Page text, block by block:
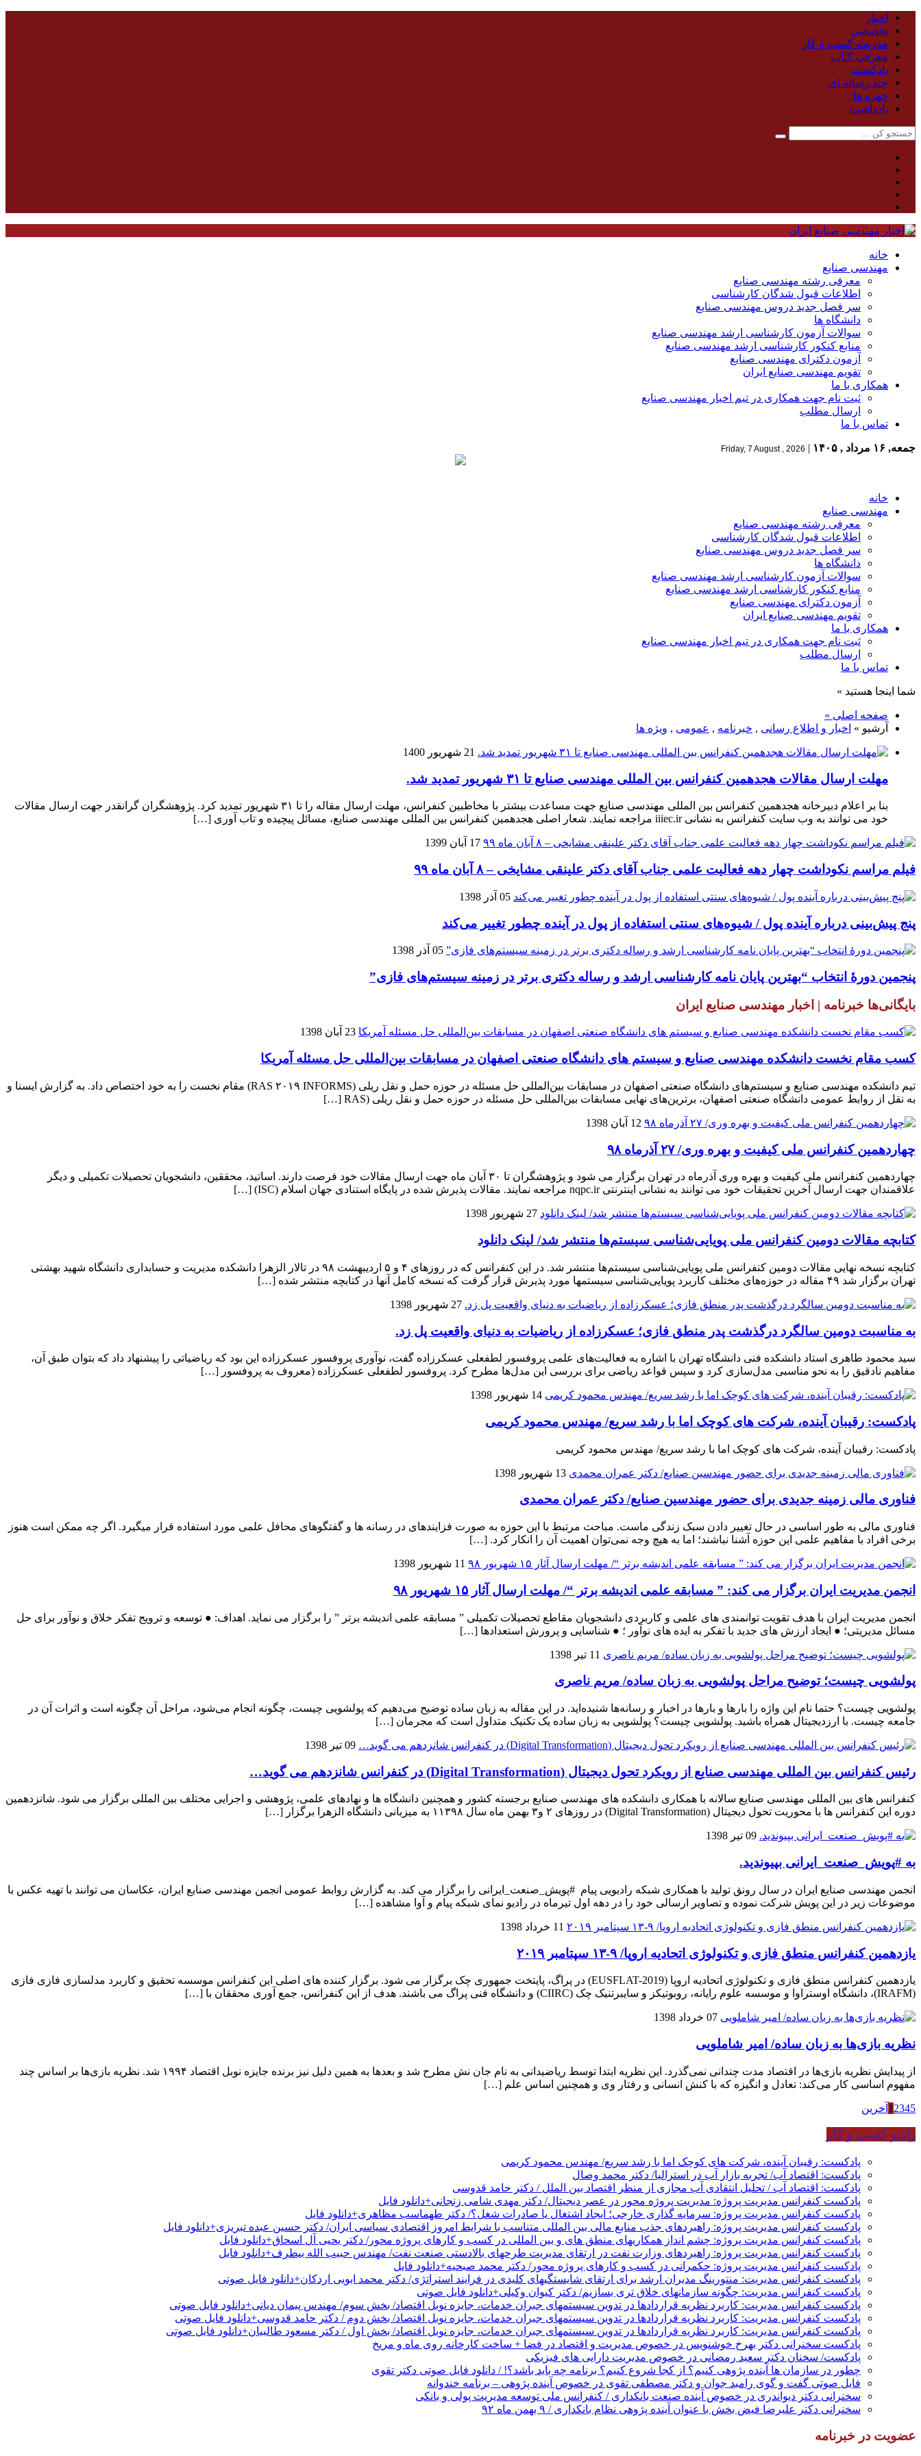
اخبار
تخصصی
مدرسه کسب و کار
معرفی کتاب
پادکست
چند رسانه ای
چهره ها
یادداشت
خانه
مهندسی صنایع
معرفی رشته مهندسی صنایع
اطلاعات قبول شدگان کارشناسی
سر فصل جدید دروس مهندسی صنایع
دانشگاه ها
سوالات آزمون کارشناسی ارشد مهندسی صنایع
منابع کنکور کارشناسی ارشد مهندسی صنایع
آزمون دکترای مهندسی صنایع
تقویم مهندسی صنایع ایران
همکاری با ما
ثبت نام جهت همکاری در تیم اخبار مهندسی صنایع
ارسال مطلب
تماس با ما
جمعه, ۱۶ مرداد , ۱۴۰۵ |
Friday, 7 August , 2026
خانه
مهندسی صنایع
معرفی رشته مهندسی صنایع
اطلاعات قبول شدگان کارشناسی
سر فصل جدید دروس مهندسی صنایع
دانشگاه ها
سوالات آزمون کارشناسی ارشد مهندسی صنایع
منابع کنکور کارشناسی ارشد مهندسی صنایع
آزمون دکترای مهندسی صنایع
تقویم مهندسی صنایع ایران
همکاری با ما
ثبت نام جهت همکاری در تیم اخبار مهندسی صنایع
ارسال مطلب
تماس با ما
شما اینجا هستید »
صفحه اصلی »
آرشیو » اخبار و اطلاع رسانی , خبرنامه , عمومی , ویژه ها
21 شهریور 1400
مهلت ارسال مقالات هجدهمین کنفرانس بین المللی مهندسی صنایع تا ۳۱ شهریور تمدید شد.
بنا بر اعلام دبیرخانه هجدهمین کنفرانس بین المللی مهندسی صنایع جهت مساعدت بیشتر با مخاطبین کنفرانس، مهلت ارسال مقاله را تا ۳۱ شهریور تمدید کرد. پژوهشگران گرانقدر جهت ارسال مقالات
خود می توانند به وب سایت کنفرانس به نشانی iiiec.ir مراجعه نمایند. شعار اصلی هجدهمین کنفرانس بین المللی مهندسی صنایع، مسائل پیچیده و تاب آوری […]
17 آبان 1399
فیلم مراسم نکوداشت چهار دهه فعالیت علمی جناب آقای دکتر علینقی مشایخی – ۸ آبان ماه ۹۹
05 آذر 1398
پنج پیش‌بینی درباره آینده پول / شیوه‌های سنتی استفاده از پول در آینده چطور تغییر می‌کند
05 آذر 1398
پنجمین دورۀ انتخاب “بهترین پایان ­نامه کارشناسی­ ارشد و رساله دکتری برتر در زمینه سیستم‌های فازی”
بایگانی‌ها خبرنامه | اخبار مهندسی صنایع ایران
23 آبان 1398
کسب مقام نخست دانشکده مهندسی صنایع و سیستم های دانشگاه صنعتی اصفهان در مسابقات بین‌المللی حل مسئله آمریکا
تیم دانشکده مهندسی صنایع و سیستم‌های دانشگاه صنعتی اصفهان در مسابقات بین‌المللی حل مسئله در حوزه حمل و نقل ریلی (RAS ۲۰۱۹ INFORMS) مقام نخست را به خود اختصاص داد. به گزارش ایسنا و
به نقل از روابط عمومی دانشگاه صنعتی اصفهان، برترین‌های نهایی مسابقات بین‌المللی حل مسئله در حوزه حمل و نقل ریلی (RAS […]
12 آبان 1398
چهاردهمین کنفرانس ملی کیفیت و بهره وری/ ۲۷ آذرماه ۹۸
چهاردهمین کنفرانس ملی کیفیت و بهره وری آذرماه در تهران برگزار می شود و پژوهشگران تا ۳۰ آبان ماه جهت ارسال مقالات خود فرصت دارند. اساتید، محققین، دانشجویان تحصیلات تکمیلی و دیگر
علاقمندان جهت ارسال آخرین تحقیقات خود می توانند به نشانی اینترنتی nqpc.ir مراجعه نمایند. مقالات پذیرش شده در پایگاه استنادی جهان اسلام (ISC) […]
27 شهریور 1398
کتابچه مقالات دومین کنفرانس ملی پویایی‌شناسی سیستم‌ها منتشر شد/ لینک دانلود
کتابچه نسخه نهایی مقالات دومین کنفرانس ملی پویایی‌شناسی سیستم‌ها منتشر شد. در این کنفرانس که در روزهای ۴ و ۵ اردیبهشت ۹۸ در تالار الزهرا دانشکده مدیریت و حسابداری دانشگاه شهید بهشتی
تهران برگزار شد ۴۹ مقاله در حوزه‌های مختلف کاربرد پویایی‌شناسی سیستمها مورد پذیرش قرار گرفت که نسخه کامل آنها در کتابچه منتشر شده […]
27 شهریور 1398
به مناسبت دومین سالگرد درگذشت پدر منطق فازی؛ عسکرزاده از ریاضیات به دنیای واقعیت پل زد.
سید محمود طاهری استاد دانشکده فنی دانشگاه تهران با اشاره به فعالیت‌های علمی پروفسور لطفعلی عسکرزاده گفت، نوآوری پروفسور عسکرزاده این بود که ریاضیاتی را پیشنهاد داد که بتوان طبق آن،
مفاهیم نادقیق را به نحو مناسبی مدل­‌سازی کرد و سپس قواعد ریاضی برای بررسی این مدل‌ها مطرح کرد. پروفسور لطفعلی عسکرزاده (معروف به پروفسور […]
14 شهریور 1398
پادکست: رقیبان آینده، شرکت های کوچک اما با رشد سریع/ مهندس محمود کریمی
پادکست: رقیبان آینده، شرکت های کوچک اما با رشد سریع/ مهندس محمود کریمی
13 شهریور 1398
فناوری مالی زمینه جدیدی برای حضور مهندسین صنایع/ دکتر عمران محمدی
فناوری مالی به طور اساسی در حال تغییر دادن سبک زندگی ماست. مباحث مرتبط با این حوزه به صورت فزاینده­ای در رسانه­ ها و گفتگوهای محافل علمی مورد استفاده قرار می­گیرد. اگر چه ممکن است هنوز
برخی افراد با مفاهیم علمی این حوزه آشنا نباشند؛ اما به هیچ وجه نمی‌توان اهمیت آن را انکار کرد. […]
11 شهریور 1398
انجمن مدیریت ایران برگزار می کند: ” مسابقه علمی اندیشه برتر “/ مهلت ارسال آثار ۱۵ شهریور ۹۸
انجمن مدیریت ایران با هدف تقویت توانمندی های علمی و کاربردی دانشجویان مقاطع تحصیلات تکمیلی ” مسابقه علمی اندیشه برتر ” را برگزار می نماید. اهداف: ● توسعه و ترویج تفکر خلاق و نوآور برای حل
مسائل مدیریتی؛ ● ایجاد ارزش های جدید با تفکر به ایده های نوآور ؛ ● شناسایی و پرورش استعدادها […]
11 تیر 1398
پولشویی چیست؛ توضیح مراحل پولشویی به زبان ساده/ مریم ناصری
پولشویی چیست؟‌ حتما نام این واژه را بارها و بارها در اخبار و رسانه‌ها شنیده‌اید. در این مقاله به زبان ساده توضیح می‌دهیم که پولشویی چیست، چگونه انجام می‌شود، مراحل آن چگونه است و اثرات آن در
جامعه چیست. با ارزدیجیتال همراه باشید. پولشویی چیست؟ پولشویی به زبان ساده یک تکنیک متداول است که مجرمان […]
09 تیر 1398
رئیس کنفرانس بین المللی مهندسی صنایع از رویکرد تحول دیجیتال (Digital Transformation) در کنفرانس شانزدهم می گوید…
کنفرانس های بین المللی مهندسی صنایع سالانه با همکاری دانشکده های مهندسی صنایع برجسته کشور و همچنین دانشگاه ها و نهادهای علمی، پژوهشی و اجرایی مختلف بین المللی برگزار می شود. شانزدهمین
دوره این کنفرانس ها با محوریت تحول دیجیتال (Digital Transformation) در روزهای ۲ و۳ بهمن ماه سال ۱۱۳۹۸ به میزبانی دانشگاه الزهرا برگزار […]
09 تیر 1398
به #پویش_صنعت_ایرانی بپیوندید.
انجمن مهندسی صنایع ایران در سال رونق تولید با همکاری شبکه رادیویی پیام #پویش_صنعت_ایرانی را برگزار می کند. به گزارش روابط عمومی انجمن مهندسی صنایع ایران، عکاسان می توانند با تهیه عکس با
موضوعات زیر در این پویش شرکت نموده و تصاویر ارسالی خود را در دهه اول تیرماه در رادیو نمای شبکه پیام و آوا مشاهده […]
11 خرداد 1398
یازدهمین کنفرانس منطق فازی و تکنولوژی اتحادیه اروپا/ ۹-۱۳ سپتامبر ۲۰۱۹
یازدهمین کنفرانس منطق فازی و تکنولوژی اتحادیه اروپا (EUSFLAT-2019) در پراگ، پایتخت جمهوری چک برگزار می شود. برگزار کننده های اصلی این کنفرانس موسسه تحقیق و کاربرد مدلسازی فازی فازی
(IRAFM)، دانشگاه اوستراوا و موسسه علوم رایانه، روبوتیکز و سایبرتنیک چک (CIIRC) و دانشگاه فنی پراگ می باشند. هدف از این کنفرانس، جمع آوری محققان با […]
07 خرداد 1398
نظریه بازی‌ها به زبان ساده/ امیر شاملویی
از پیدایش نظریه بازی‌ها در اقتصاد مدت چندانی نمی‌گذرد. این نظریه ابتدا توسط ریاضیدانی به نام جان نش مطرح شد و بعدها به همین دلیل نیز برنده جایزه نوبل اقتصاد ۱۹۹۴ شد. نظریه بازی‌ها بر اساس چند
مفهوم اساسی کار می‌کند: تعادل و انگیزه که با کنش انسانی و رفتار وی و همچنین اساس علم […]
1 2345 آخرین
رادیو کسب و کار
پادکست: رقیبان آینده، شرکت های کوچک اما با رشد سریع/ مهندس محمود کریمی
پادکست: اقتصاد آب/ تجربه بازار آب در استرالیا/ دکتر محمد وصال
پادکست: اقتصاد آب / تحلیل انتقادی آب مجازی از منظر اقتصاد بین الملل / دکتر حامد قدوسی
پادکست کنفرانس مدیریت پروژه: مدیریت پروژه محور در عصر دیجیتال/ دکتر مهدی شامی زنجانی+دانلود فایل
پادکست کنفرانس مدیریت پروژه: سرمایه گذاری خارجی؛ ایجاد اشتغال یا صادرات شغل؟/ دکتر طهماسب مظاهری+دانلود فایل
پادکست کنفرانس مدیریت پروژه: راهبردهای جذب منابع مالی بین المللی متناسب با شرایط امروز اقتصادی سیاسی ایران/ دکتر حسین عبده تبریزی+دانلود فایل
پادکست کنفرانس مدیریت پروژه: چشم انداز همکاریهای منطق های و بین المللی در کسب و کارهای پروژه محور/ دکتر یحیی آل اسحاق+دانلود فایل
پادکست کنفرانس مدیریت پروژه: راهبردهای وزارت نفت در ارتقای مدیریت طرحهای بالادستی صنعت نفت/ مهندس حبیب الله بیطرف+دانلود فایل
پادکست کنفرانس مدیریت پروژه: حکمرانی در کسب و کارهای پروژه محور/ دکتر محمد صبحیه+دانلود فایل
پادکست کنفرانس مدیریت: منتورینگ مدیران ارشد برای ارتقای شایستگیهای کلیدی در فرایند استراتژی/ دکتر محمد ابویی اردکان+دانلود فایل صوتی
پادکست کنفرانس مدیریت: چگونه سازمانهای خلاق تری بسازیم/ دکتر کیوان وکیلی+دانلود فایل صوتی
پادکست کنفرانس مدیریت: کاربرد نظریه قراردادها در تدوین سیستمهای جبران خدمات، جایزه نوبل اقتصاد/ بخش سوم/ مهندس پیمان دیانی+دانلود فایل صوتی
پادکست کنفرانس مدیریت: کاربرد نظریه قراردادها در تدوین سیستمهای جبران خدمات، جایزه نوبل اقتصاد/ بخش دوم / دکتر حامد قدوسی+دانلود فایل صوتی
پادکست کنفرانس مدیریت: کاربرد نظریه قراردادها در تدوین سیستمهای جبران خدمات، جایزه نوبل اقتصاد/ بخش اول / دکتر مسعود طالبیان+دانلود فایل صوتی
پادکست سخنرانی دکتر بهرخ خوشنویس در خصوص مدیریت و اقتصاد در فضا + ساخت کارخانه روی ماه و مریخ
پادکست/ سخنان دکتر سعید رمضانی در خصوص مدیریت دارایی های فیزیکی
چطور در سازمان ها آینده پژوهی کنیم؟ از کجا شروع کنیم؟ برنامه چه باید باشد؟! / دانلود فایل صوتی دکتر تقوی
فایل صوتی گفت و گوی رامبد جوان و دکتر مصطفی تقوی در خصوص آینده پژوهی – برنامه خندوانه
سخنرانی دکتر دیواندری در خصوص آینده صنعت بانکداری / کنفرانس ملی توسعه مدیریت پولی و بانکی
سخنرانی دکتر علیرضا فیض بخش با عنوان آینده پژوهی نظام بانکداری / ۹ بهمن ماه ۹۲
عضویت در خبرنامه